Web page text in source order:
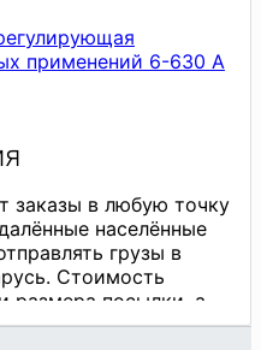
применений 6-630 А